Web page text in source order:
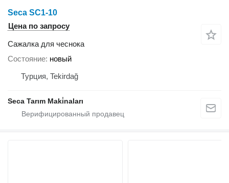
Seca SC1-10
Цена по запросу
Сажалка для чеснока
Состояние новый
Турция, Tekirdağ
Seca Tarım Maki̇naları